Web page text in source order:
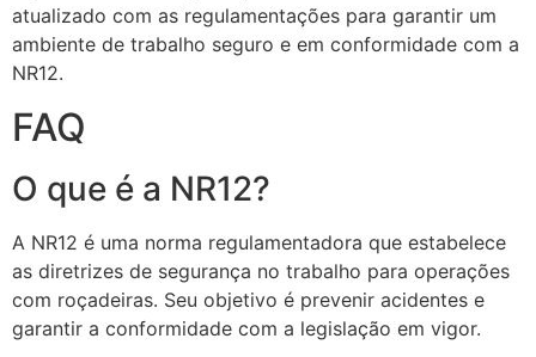
atualizado com as regulamentações para garantir um
ambiente de trabalho seguro e em conformidade com a
NR12.
FAQ
O que é a NR12?
A NR12 é uma norma regulamentadora que estabelece
as diretrizes de segurança no trabalho para operações
com roçadeiras. Seu objetivo é prevenir acidentes e
garantir a conformidade com a legislação em vigor.